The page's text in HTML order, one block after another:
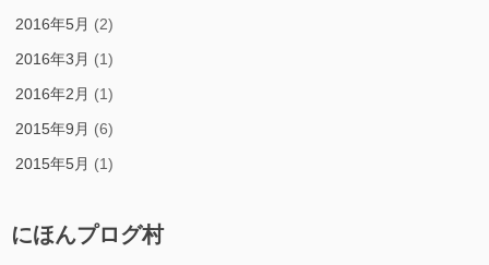
2016年5月 (2)
2016年3月 (1)
2016年2月 (1)
2015年9月 (6)
2015年5月 (1)
にほんプログ村